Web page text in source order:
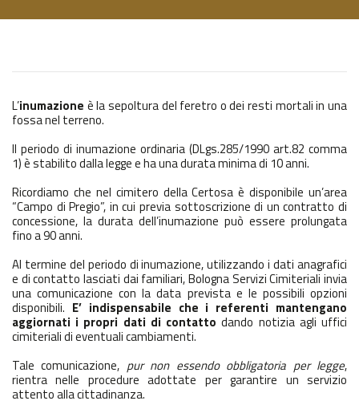
L’inumazione è la sepoltura del feretro o dei resti mortali in una
fossa nel terreno.
Il periodo di inumazione ordinaria (DLgs.285/1990 art.82 comma
1) è stabilito dalla legge e ha una durata minima di 10 anni.
Ricordiamo che nel cimitero della Certosa è disponibile un’area
“Campo di Pregio”, in cui previa sottoscrizione di un contratto di
concessione, la durata dell’inumazione può essere prolungata
fino a 90 anni.
Al termine del periodo di inumazione, utilizzando i dati anagrafici
e di contatto lasciati dai familiari, Bologna Servizi Cimiteriali invia
una comunicazione con la data prevista e le possibili opzioni
disponibili. E’ indispensabile che i referenti mantengano
aggiornati i propri dati di contatto dando notizia agli uffici
cimiteriali di eventuali cambiamenti.
Tale comunicazione, pur non essendo obbligatoria per legge,
rientra nelle procedure adottate per garantire un servizio
attento alla cittadinanza.